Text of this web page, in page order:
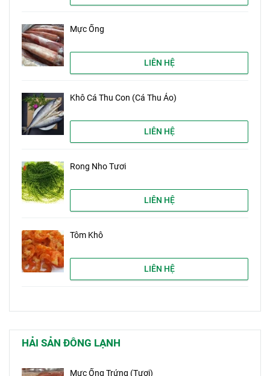
Mực Ống
LIÊN HỆ
Khô Cá Thu Con (Cá Thu Ảo)
LIÊN HỆ
Rong Nho Tươi
LIÊN HỆ
Tôm Khô
LIÊN HỆ
HẢI SẢN ĐÔNG LẠNH
Mực Ống Trứng (Tươi)